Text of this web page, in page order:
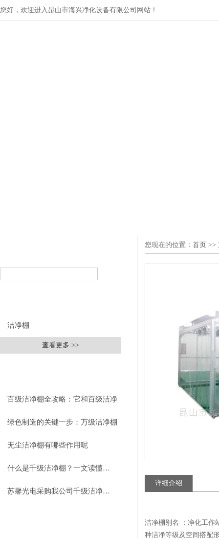
您好，欢迎进入昆山市海兴净化设备有限公司网站！
洁净棚
查看更多 >>
百级洁净棚全攻略：它和百级洁净
室到底有什么区别？
绿色制造的关键一步：万级洁净棚
助力环保型半导体产业发展
无尘洁净棚有哪些作用呢
什么是千级洁净棚？一文读懂其结构特点与局部净化优势
苏馨光电采购我公司千级洁净棚普通工作台一批（7月07日）已顺利交货
您现在的位置： 首页 >>
详细介绍
洁净棚别名 ：净化工作
种洁净等级及空间搭配